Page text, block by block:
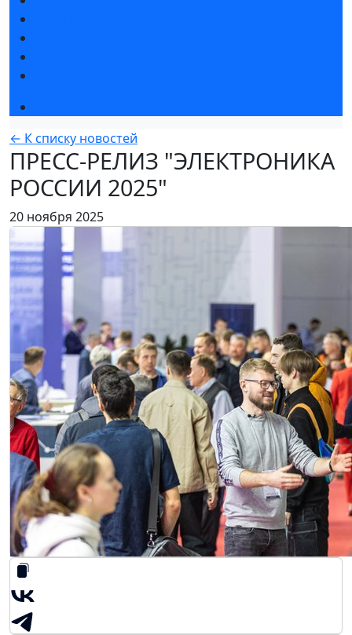
← К списку новостей
ПРЕСС-РЕЛИЗ "ЭЛЕКТРОНИКА
РОССИИ 2025"
20 ноября 2025